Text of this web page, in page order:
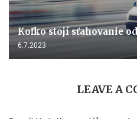
Koľko stojí sťahovanie
6.7.2023
LEAVE A